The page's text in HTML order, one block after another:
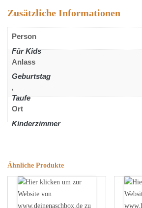
Zusätzliche Informationen
Person
Für Kids
Anlass
Geburtstag
,
Taufe
Ort
Kinderzimmer
Ähnliche Produkte